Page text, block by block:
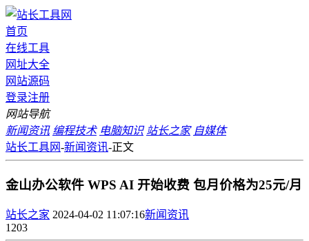
首页
在线工具
网址大全
网站源码
登录注册
网站导航
新闻资讯 编程技术 电脑知识 站长之家 自媒体
站长工具网-新闻资讯-正文
金山办公软件 WPS AI 开始收费 包月价格为25元/月
站长之家 2024-04-02 11:07:16新闻资讯
1203